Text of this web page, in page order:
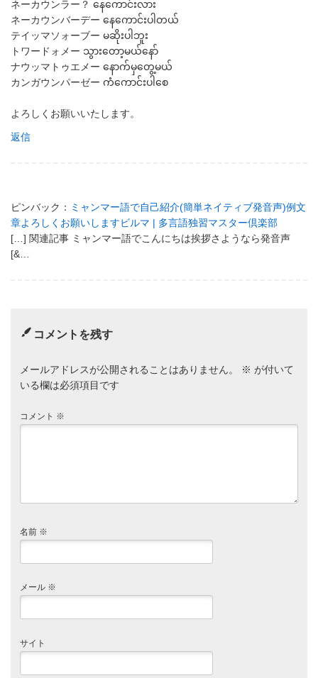
ネーカウンラー？ နေကောင်းလား
ネーカウンバーデー နေကောင်းပါတယ်
テイッマソォーブー မဆိုးပါဘူး
トワードォメー သွားတော့မယ်နော်
ナウッマトゥエメー နောက်မှတွေ့မယ်
カンガウンパーゼー ကံကောင်းပါစေ
よろしくお願いいたします。
返信
ピンバック： ミャンマー語で自己紹介(簡単ネイティブ発音声)例文
章よろしくお願いしますビルマ | 多言語独習マスター倶楽部
[…] 関連記事 ミャンマー語でこんにちは挨拶さようなら発音声
[&…
コメントを残す
メールアドレスが公開されることはありません。 ※ が付いて
いる欄は必須項目です
コメント ※
名前 ※
メール ※
サイト